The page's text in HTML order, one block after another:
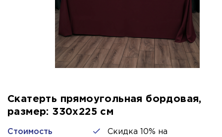
Скатерть прямоугольная бордовая,
размер: 330х225 см
Стоимость
Скидка 10% на